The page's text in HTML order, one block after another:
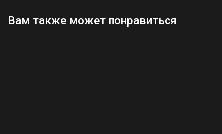
Вам также может понравиться